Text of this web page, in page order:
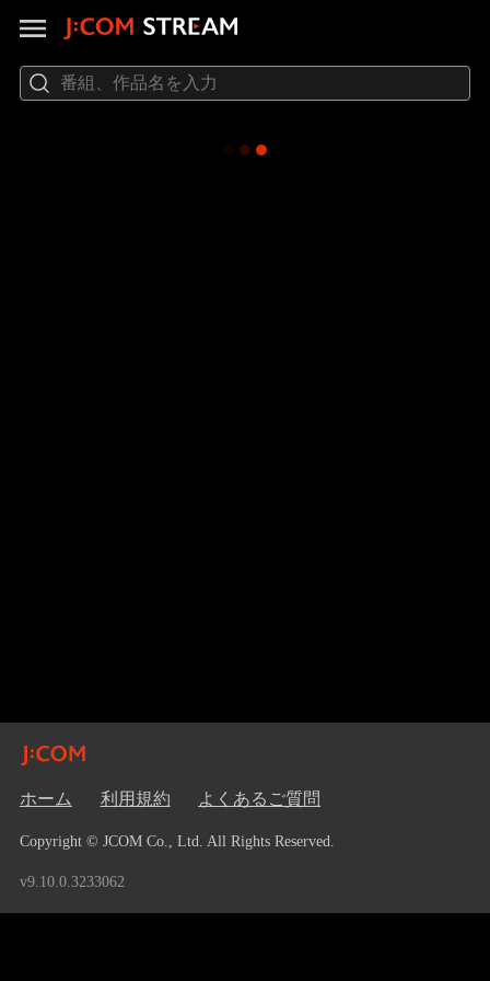
ホーム 利用規約 よくあるご質問
Copyright © JCOM Co., Ltd. All Rights Reserved.
v9.10.0.3233062